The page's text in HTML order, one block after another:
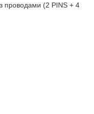
з проводами (2 PINS + 4